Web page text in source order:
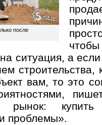
после
ситуация, а
вам, то это
рынок:
проблемы».